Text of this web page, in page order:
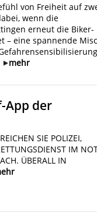
von Freiheit auf
wenn die
erneut die Biker-
– eine spannende
mehr
App der
SIE POLIZEI,
IM
ÜBERALL IN